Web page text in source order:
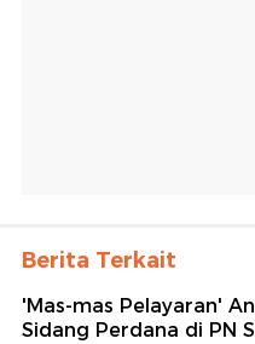
Berita Terkait
'Mas-mas Pelayaran'
Sidang Perdana di PN